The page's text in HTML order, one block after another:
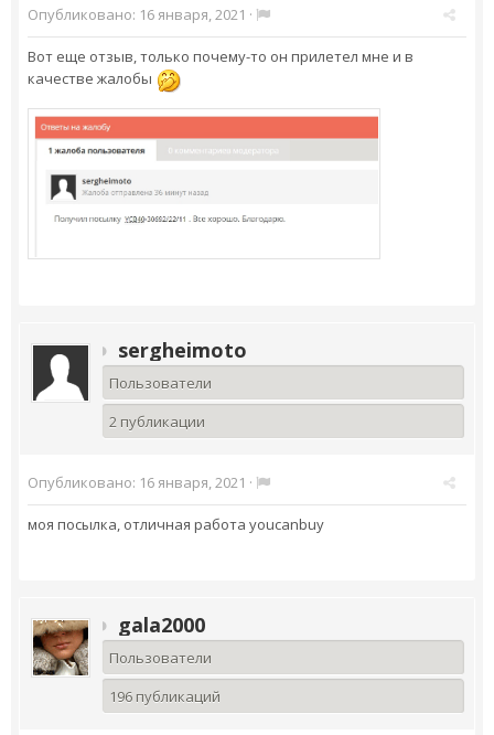
Опубликовано: 16 января, 2021 ·
Вот еще отзыв, только почему-то он прилетел мне и в
качестве жалобы
sergheimoto
Пользователи
2 публикации
Опубликовано: 16 января, 2021 ·
моя посылка, отличная работа youcanbuy
gala2000
Пользователи
196 публикаций